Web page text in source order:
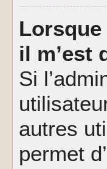
il m’est
Si
autres
permet